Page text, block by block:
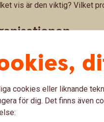
vis är den viktig? Vilket
(unik konkurrensfördel)
ert team för eventuella
kunderna
vad som är rimligt för
förstår var det finns
cookies eller liknande
för dig. Det finns även